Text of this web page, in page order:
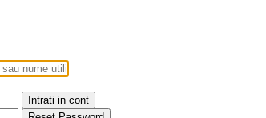
Intrati in cont